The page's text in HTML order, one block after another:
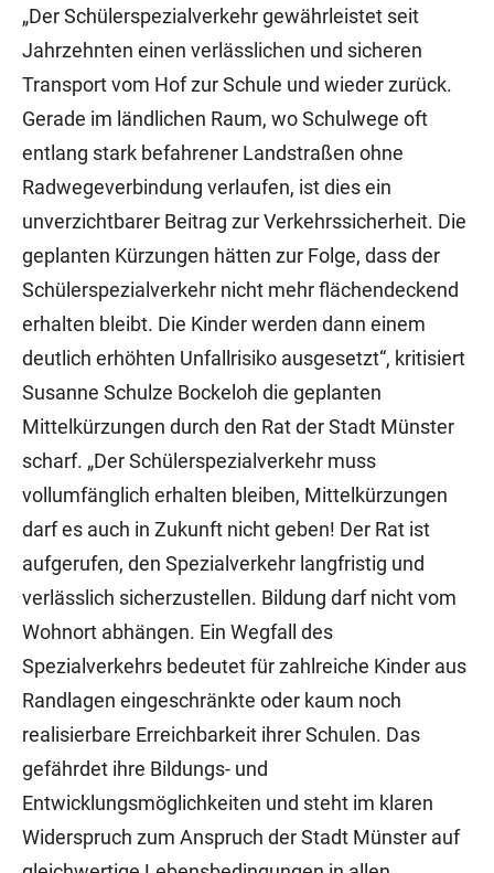
„Der Schülerspezialverkehr gewährleistet seit
Jahrzehnten einen verlässlichen und sicheren
Transport vom Hof zur Schule und wieder zurück.
Gerade im ländlichen Raum, wo Schulwege oft
entlang stark befahrener Landstraßen ohne
Radwegeverbindung verlaufen, ist dies ein
unverzichtbarer Beitrag zur Verkehrssicherheit. Die
geplanten Kürzungen hätten zur Folge, dass der
Schülerspezialverkehr nicht mehr flächendeckend
erhalten bleibt. Die Kinder werden dann einem
deutlich erhöhten Unfallrisiko ausgesetzt“, kritisiert
Susanne Schulze Bockeloh die geplanten
Mittelkürzungen durch den Rat der Stadt Münster
scharf. „Der Schülerspezialverkehr muss
vollumfänglich erhalten bleiben, Mittelkürzungen
darf es auch in Zukunft nicht geben! Der Rat ist
aufgerufen, den Spezialverkehr langfristig und
verlässlich sicherzustellen. Bildung darf nicht vom
Wohnort abhängen. Ein Wegfall des
Spezialverkehrs bedeutet für zahlreiche Kinder aus
Randlagen eingeschränkte oder kaum noch
realisierbare Erreichbarkeit ihrer Schulen. Das
gefährdet ihre Bildungs- und
Entwicklungsmöglichkeiten und steht im klaren
Widerspruch zum Anspruch der Stadt Münster auf